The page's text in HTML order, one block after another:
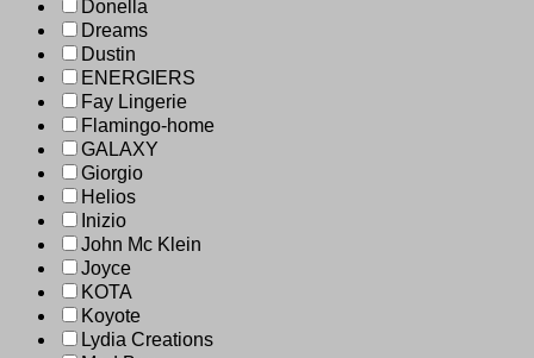
Donella
Dreams
Dustin
ENERGIERS
Fay Lingerie
Flamingo-home
GALAXY
Giorgio
Helios
Inizio
John Mc Klein
Joyce
KOTA
Koyote
Lydia Creations